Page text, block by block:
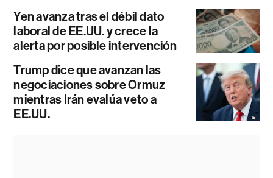
Yen avanza tras el débil dato
laboral de EE.UU. y crece la
alerta por posible intervención
Trump dice que avanzan las
negociaciones sobre Ormuz
mientras Irán evalúa veto a
EE.UU.